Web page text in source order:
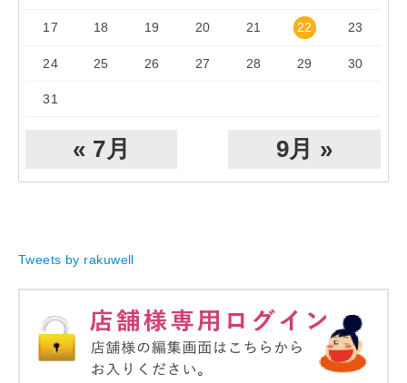
17 18 19 20 21 22 23
24 25 26 27 28 29 30
31
« 7月 9月 »
Tweets by rakuwell